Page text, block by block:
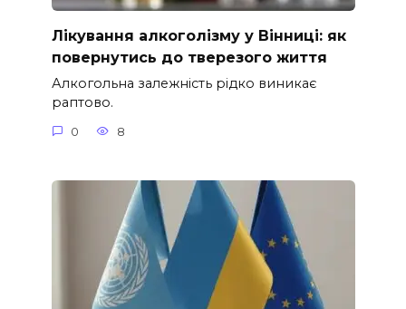
Лікування алкоголізму у Вінниці: як
повернутись до тверезого життя
Алкогольна залежність рідко виникає
раптово.
0 8